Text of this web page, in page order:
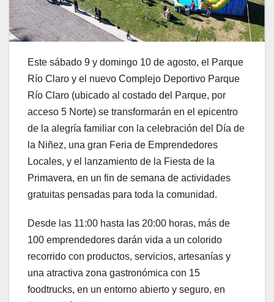
Este sábado 9 y domingo 10 de agosto, el Parque
Río Claro y el nuevo Complejo Deportivo Parque
Río Claro (ubicado al costado del Parque, por
acceso 5 Norte) se transformarán en el epicentro
de la alegría familiar con la celebración del Día de
la Niñez, una gran Feria de Emprendedores
Locales, y el lanzamiento de la Fiesta de la
Primavera, en un fin de semana de actividades
gratuitas pensadas para toda la comunidad.
Desde las 11:00 hasta las 20:00 horas, más de
100 emprendedores darán vida a un colorido
recorrido con productos, servicios, artesanías y
una atractiva zona gastronómica con 15
foodtrucks, en un entorno abierto y seguro, en